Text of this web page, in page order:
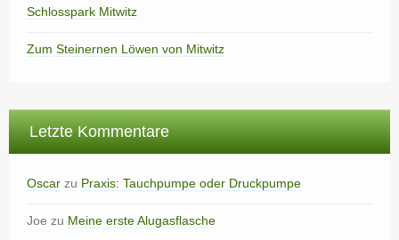
Schlosspark Mitwitz
Zum Steinernen Löwen von Mitwitz
Letzte Kommentare
Oscar zu Praxis: Tauchpumpe oder Druckpumpe
Joe zu Meine erste Alugasflasche